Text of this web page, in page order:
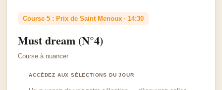
Course 5 : Prix de Saint Menoux · 14:30
Must dream (N°4)
Course à nuancer
ACCÉDEZ AUX SÉLECTIONS DU JOUR